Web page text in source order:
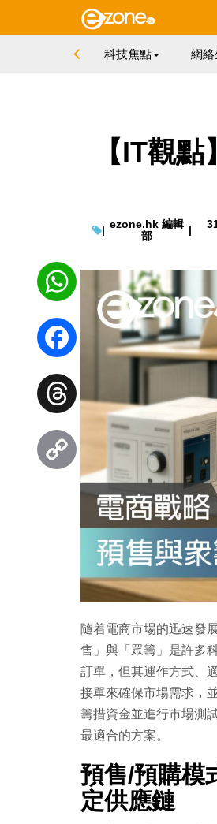
科技焦點 網
【IT觀
| ezone.hk 編輯
部
|
隨着電商市場的迅速發
售」與「眾籌」是許多
訂單，但其運作方式、
接單來確保市場需求，
籌措資金並進行市場測
最適合的方案。
預售/預購模
定供應鏈
WhatsApp
Facebook
Threads
Copy